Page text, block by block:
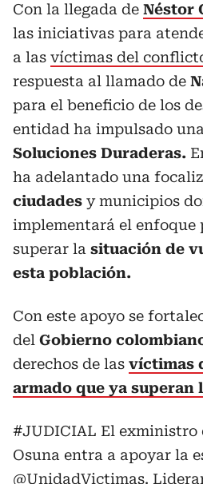
Con la llegada de Néstor
las iniciativas para
a las víctimas del
respuesta al llamado de
para el beneficio de los
entidad ha impulsado
Soluciones Duraderas.
ha adelantado una
ciudades y municipios
implementará el enfoque
superar la situación de
esta población.
Con este apoyo se
del Gobierno
derechos de las víctimas
armado que ya superan
#JUDICIAL El exministro
Osuna entra a apoyar la
@UnidadVictimas.